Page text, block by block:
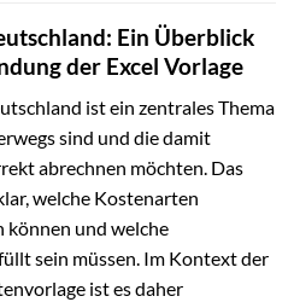
Ein Überblick
der Excel Vorlage
ist ein zentrales Thema
sind und die damit
abrechnen möchten. Das
welche Kostenarten
können und welche
sein müssen. Im Kontext der
ist es daher